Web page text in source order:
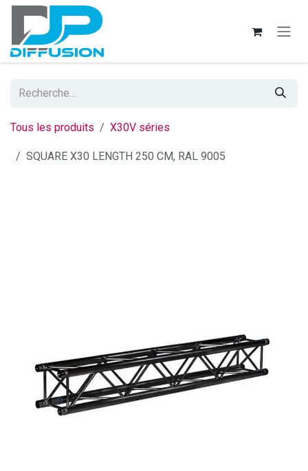
Se rendre au contenu
Tous les produits X30V séries
SQUARE X30 LENGTH 250 CM, RAL 9005